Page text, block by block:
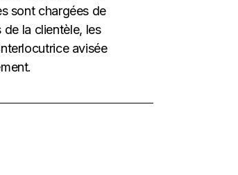
sont chargées de
de la clientèle, les
avisée